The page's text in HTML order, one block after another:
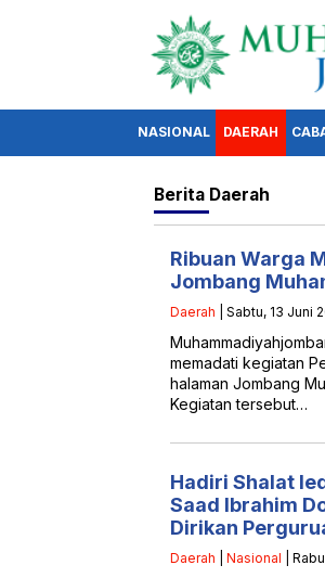
NASIONAL DAERAH
Berita Daerah
Ribuan Warga
Jombang
Daerah | Sabtu, 13 Juni
memadati kegiatan
halaman Jombang
Kegiatan tersebut…
Hadiri Shalat
Saad Ibrahim
Dirikan
Daerah Nasional |